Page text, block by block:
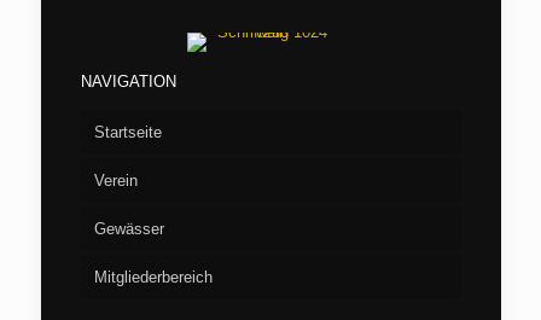
NAVIGATION
Startseite
Verein
Vorstand
Aufnahme
Gewässer
Seen
Mitgliederbereich